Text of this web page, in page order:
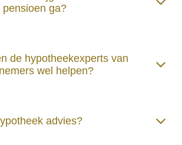
pensioen ga?
de hypotheekexperts van
wel helpen?
advies?